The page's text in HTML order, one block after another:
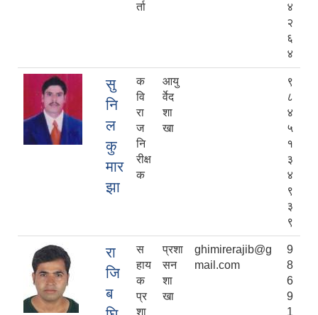
र्ता
४
२
६
४
सु
नि
ल
कु
मार
झा
क
वि
रा
ज
नि
रीक्ष
क
आयु
र्वेद
शा
खा
९
८
४
५
१
३
४
९
३
९
रा
जि
ब
स
हाय
क
प्र
शा
प्रशा
सन
शा
खा
ghimirerajib@g
mail.com
9
8
6
9
1